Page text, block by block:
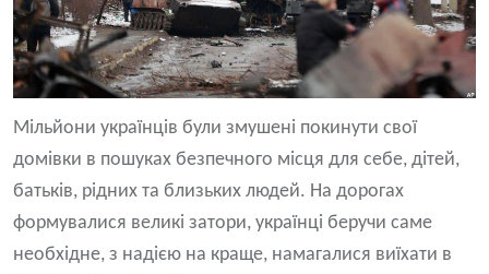
Мільйони українців були змушені покинути свої
домівки в пошуках безпечного місця для себе, дітей,
батьків, рідних та близьких людей. На дорогах
формувалися великі затори, українці беручи саме
необхідне, з надією на краще, намагалися виїхати в